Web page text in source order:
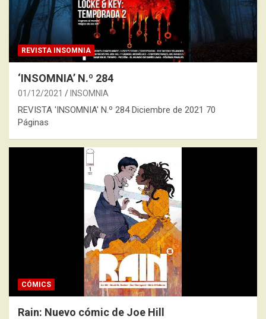
REVISTA INSOMNIA
‘INSOMNIA’ N.º 284
01/12/2021 INSOMNIA
REVISTA 'INSOMNIA' N.º 284 Diciembre de 2021 70
Páginas
CÓMICS
Rain: Nuevo cómic de Joe Hill